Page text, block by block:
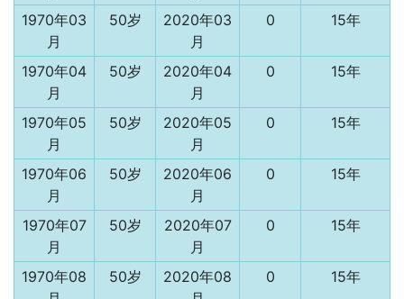
1970年03
月
50岁
2020年03
月
0 15年
1970年04
月
50岁
2020年04
月
0 15年
1970年05
月
50岁
2020年05
月
0 15年
1970年06
月
50岁
2020年06
月
0 15年
1970年07
月
50岁
2020年07
月
0 15年
1970年08
50岁
2020年08
0 15年